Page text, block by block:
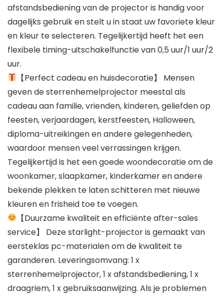
afstandsbediening van de projector is handig voor
dagelijks gebruik en stelt u in staat uw favoriete kleur
en kleur te selecteren. Tegelijkertijd heeft het een
flexibele timing-uitschakelfunctie van 0,5 uur/1 uur/2
uur.
【Perfect cadeau en huisdecoratie】 Mensen
geven de sterrenhemelprojector meestal als
cadeau aan familie, vrienden, kinderen, geliefden op
feesten, verjaardagen, kerstfeesten, Halloween,
diploma-uitreikingen en andere gelegenheden,
waardoor mensen veel verrassingen krijgen.
Tegelijkertijd is het een goede woondecoratie om de
woonkamer, slaapkamer, kinderkamer en andere
bekende plekken te laten schitteren met nieuwe
kleuren en frisheid toe te voegen.
【Duurzame kwaliteit en efficiënte after-sales
service】 Deze starlight-projector is gemaakt van
eersteklas pc-materialen om de kwaliteit te
garanderen. Leveringsomvang: 1 x
sterrenhemelprojector, 1 x afstandsbediening, 1 x
draagriem, 1 x gebruiksaanwijzing. Als je problemen